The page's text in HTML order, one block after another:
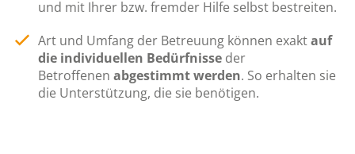
und mit Ihrer bzw. fremder Hilfe selbst bestreiten.
Art und Umfang der Betreuung können exaktauf
die individuellen Bedürfnisse der
Betroffenen abgestimmt werden. So erhalten sie
die Unterstützung, die sie benötigen.